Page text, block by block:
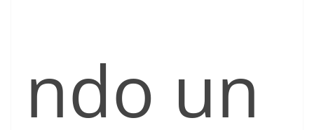
ndo un